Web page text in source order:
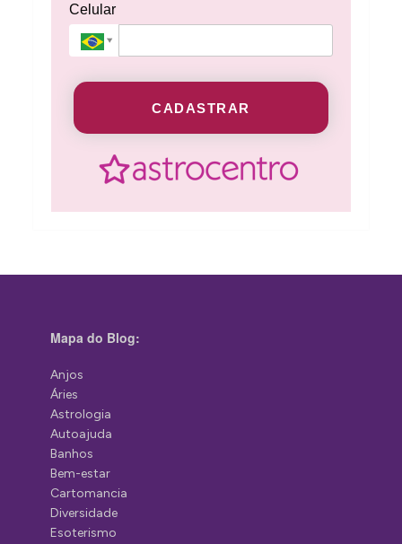
Celular
CADASTRAR
Mapa do Blog:
Anjos
Áries
Astrologia
Autoajuda
Banhos
Bem-estar
Cartomancia
Diversidade
Esoterismo